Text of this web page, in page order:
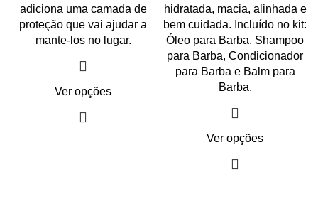
adiciona uma camada de
proteção que vai ajudar a
mante-los no lugar.
Ver opções
hidratada, macia, alinhada e
bem cuidada. Incluído no kit:
Óleo para Barba, Shampoo
para Barba, Condicionador
para Barba e Balm para
Barba.
Ver opções